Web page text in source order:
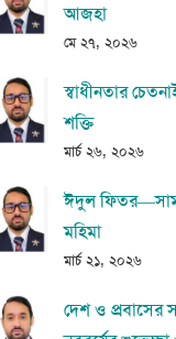
আজহা
মে ২৭, ২০২৬
স্বাধীনতার
শক্তি
মার্চ ২৬, ২০২৬
ঈদুল
মহিমা
মার্চ ২১, ২০২৬
দেশ ও প্রবাসের